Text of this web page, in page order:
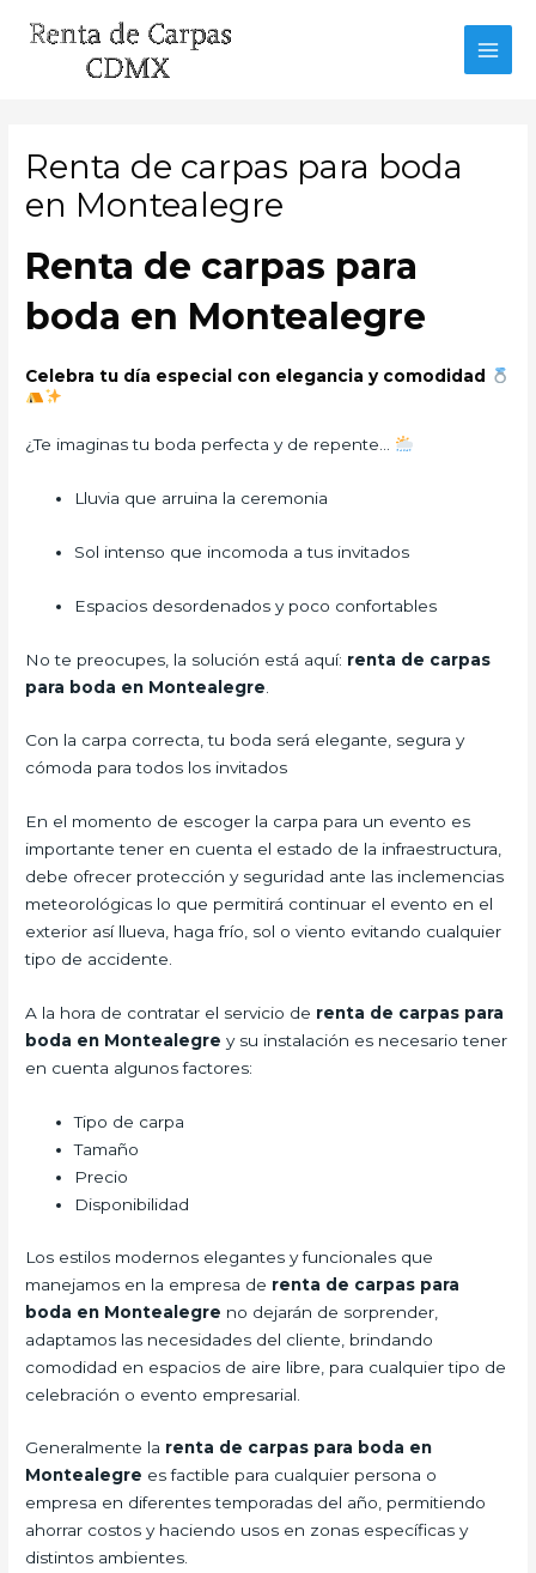
Renta de carpas para boda
en Montealegre
Renta de carpas para
boda en Montealegre
Celebra tu día especial con elegancia y comodidad
¿Te imaginas tu boda perfecta y de repente…
Lluvia que arruina la ceremonia
Sol intenso que incomoda a tus invitados
Espacios desordenados y poco confortables
No te preocupes, la solución está aquí: renta de carpas
para boda en Montealegre
Con la carpa correcta, tu boda será elegante, segura y
cómoda para todos los invitados
En el momento de escoger la carpa para un evento es
importante tener en cuenta el estado de la infraestructura,
debe ofrecer protección y seguridad ante las inclemencias
meteorológicas lo que permitirá continuar el evento en el
exterior así llueva, haga frío, sol o viento evitando cualquier
tipo de accidente.
A la hora de contratar el servicio de renta de carpas para
boda en Montealegre y su instalación es necesario tener
en cuenta algunos factores:
Tipo de carpa
Tamaño
Precio
Disponibilidad
Los estilos modernos elegantes y funcionales que
manejamos en la empresa de renta de carpas para
boda en Montealegre no dejarán de sorprender,
adaptamos las necesidades del cliente, brindando
comodidad en espacios de aire libre, para cualquier tipo de
celebración o evento empresarial.
Generalmente la renta de carpas para boda en
Montealegre es factible para cualquier persona o
empresa en diferentes temporadas del año, permitiendo
ahorrar costos y haciendo usos en zonas específicas y
distintos ambientes.